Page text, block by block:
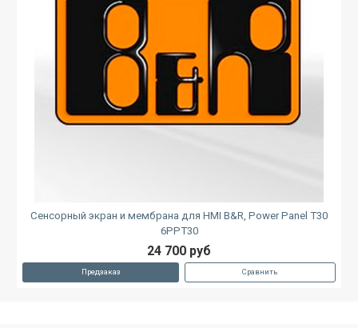
Сенсорный экран и мембрана для HMI B&R, Power Panel T30
6PPT30
24 700 руб
Предзаказ Сравнить